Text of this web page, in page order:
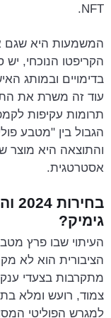
NFT.
המשמעות היא שגם
הקריפטו הנוכחי,
בדימויים ובמותג
עוד זה משרת את
תרומות עקיפות
הגבול בין "מטבע
והתוצאה היא מוצר
אסטרטגית.
גימיק?
העיתוי שבו פרץ
מתקרבות בצעדי
צמוד, רועש ומלא
למגרש הפוליטי